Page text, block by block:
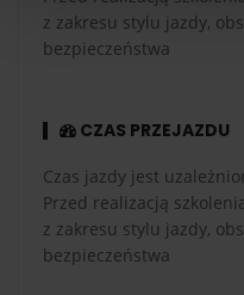
z zakresu stylu jazdy,
bezpieczeństwa
CZAS PRZEJAZDU
Czas jazdy jest
Przed realizacją
z zakresu stylu jazdy,
bezpieczeństwa